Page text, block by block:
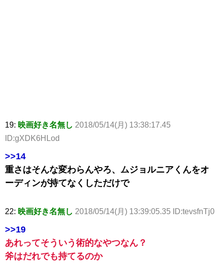
19: 映画好き名無し 2018/05/14(月) 13:38:17.45
ID:gXDK6HLod
>>14
重さはそんな変わらんやろ、ムジョルニアくんをオ
ーディンが持てなくしただけで
22: 映画好き名無し 2018/05/14(月) 13:39:05.35 ID:tevsfnTj0
>>19
あれってそういう術的なやつなん？
斧はだれでも持てるのか